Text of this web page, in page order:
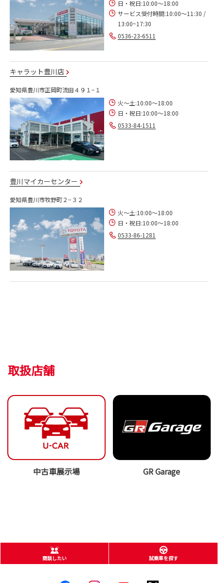
日・祝日:10:00～18:00
サービス受付時間:10:00～11:30 /
13:00~17:30
0536-23-6511
キャラット豊川店
愛知県豊川市正岡町流田４９１−１
火～土:10:00～18:00
日・祝日:10:00～18:00
0533-84-1511
豊川マイカーセンター
愛知県豊川市牧野町２−３２
火～土:10:00～18:00
日・祝日:10:00～18:00
0533-86-1281
取扱店舗
中古車展示場 GR Garage
商談したい 試乗車を探す